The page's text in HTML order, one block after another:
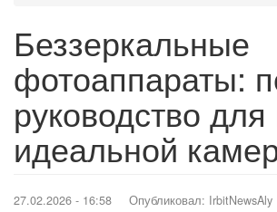
Беззеркальные
фотоаппараты:
руководство
идеальной
27.02.2026 - 16:58 Опубликовал: IrbitNewsAly